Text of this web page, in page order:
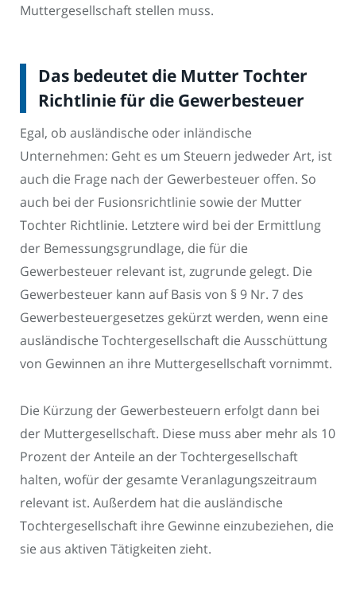
Muttergesellschaft stellen muss.
Das bedeutet die Mutter Tochter
Richtlinie für die Gewerbesteuer
Egal, ob ausländische oder inländische
Unternehmen: Geht es um Steuern jedweder Art, ist
auch die Frage nach der Gewerbesteuer offen. So
auch bei der Fusionsrichtlinie sowie der Mutter
Tochter Richtlinie. Letztere wird bei der Ermittlung
der Bemessungsgrundlage, die für die
Gewerbesteuer relevant ist, zugrunde gelegt. Die
Gewerbesteuer kann auf Basis von § 9 Nr. 7 des
Gewerbesteuergesetzes gekürzt werden, wenn eine
ausländische Tochtergesellschaft die Ausschüttung
von Gewinnen an ihre Muttergesellschaft vornimmt.
Die Kürzung der Gewerbesteuern erfolgt dann bei
der Muttergesellschaft. Diese muss aber mehr als 10
Prozent der Anteile an der Tochtergesellschaft
halten, wofür der gesamte Veranlagungszeitraum
relevant ist. Außerdem hat die ausländische
Tochtergesellschaft ihre Gewinne einzubeziehen, die
sie aus aktiven Tätigkeiten zieht.